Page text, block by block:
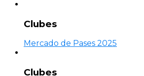
Clubes
Mercado de Pases 2025
Clubes